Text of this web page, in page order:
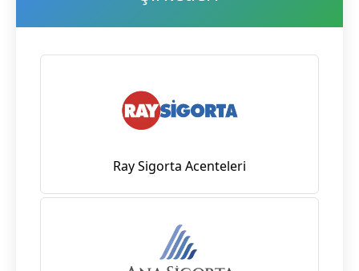
Ray Sigorta Acenteleri